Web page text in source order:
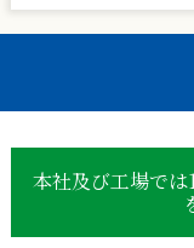
本社及び工場で